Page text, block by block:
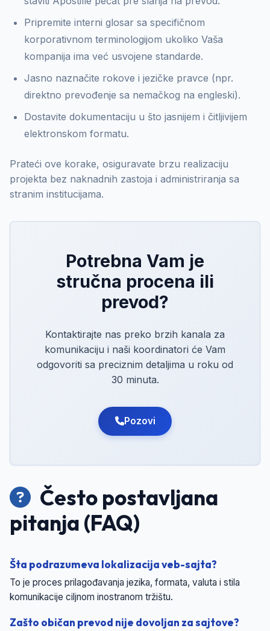
Pripremite interni glosar sa specifičnom
korporativnom terminologijom ukoliko Vaša
kompanija ima već usvojene standarde.
Jasno naznačite rokove i jezičke pravce (npr.
direktno prevođenje sa nemačkog na engleski).
Dostavite dokumentaciju u što jasnijem i čitljivijem
elektronskom formatu.
Prateći ove korake, osiguravate brzu realizaciju
projekta bez naknadnih zastoja i administriranja sa
stranim institucijama.
Potrebna Vam je
stručna procena ili
prevod?
Kontaktirajte nas preko brzih kanala za
komunikaciju i naši koordinatori će Vam
odgovoriti sa preciznim detaljima u roku od
30 minuta.
Pozovi
Često postavljana
pitanja (FAQ)
Šta podrazumeva lokalizacija veb-sajta?
To je proces prilagođavanja jezika, formata, valuta i stila
komunikacije ciljnom inostranom tržištu.
Zašto običan prevod nije dovoljan za sajtove?